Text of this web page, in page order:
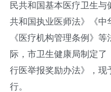
民共和国基本医疗卫生
共和国执业医师法》《中
《医疗机构管理条例》
际，市卫生健康局制定
行医举报奖励办法》，现
行。